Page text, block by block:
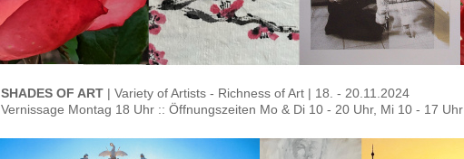
SHADES OF ART | Variety of Artists - Richness of Art | 18. - 20.11.2024
Vernissage Montag 18 Uhr :: Öffnungszeiten Mo & Di 10 - 20 Uhr, Mi 10 - 17 Uhr